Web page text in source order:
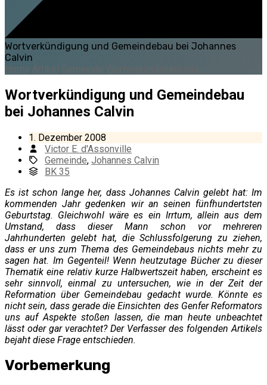
Wortverkündigung und Gemeindebau bei Johannes
Calvin
Home Artikel Gemeinde
Wortverkündigung und Gemeindebau
bei Johannes Calvin
1. Dezember 2008
Victor E. d'Assonville
Gemeinde,Johannes Calvin
BK 35
Es ist schon lange her, dass Johannes Calvin gelebt hat: Im
kommenden Jahr gedenken wir an seinen fünfhundertsten
Geburtstag. Gleichwohl wäre es ein Irrtum, allein aus dem
Umstand, dass dieser Mann schon vor mehreren
Jahrhunderten gelebt hat, die Schlussfolgerung zu ziehen,
dass er uns zum Thema des Gemeindebaus nichts mehr zu
sagen hat. Im Gegenteil! Wenn heutzutage Bücher zu dieser
Thematik eine relativ kurze Halbwertszeit haben, erscheint es
sehr sinnvoll, einmal zu untersuchen, wie in der Zeit der
Reformation über Gemeindebau gedacht wurde. Könnte es
nicht sein, dass gerade die Einsichten des Genfer Reformators
uns auf Aspekte stoßen lassen, die man heute unbeachtet
lässt oder gar verachtet? Der Verfasser des folgenden Artikels
bejaht diese Frage entschieden.
Vorbemerkung